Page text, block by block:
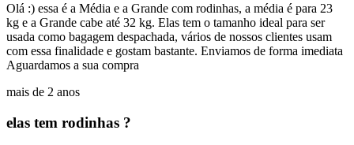
Olá :) essa é a Média e a Grande com rodinhas, a média é para 23
kg e a Grande cabe até 32 kg. Elas tem o tamanho ideal para ser
usada como bagagem despachada, vários de nossos clientes usam
com essa finalidade e gostam bastante. Enviamos de forma imediata
Aguardamos a sua compra
mais de 2 anos
elas tem rodinhas ?